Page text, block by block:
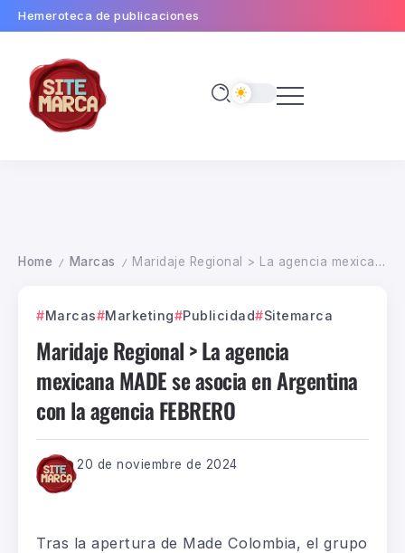
Hemeroteca de publicaciones
Home / Marcas / Maridaje Regional > La agencia mexicana MADE se asocia en Argentina con la agencia FEBRERO
Marcas Marketing Publicidad Sitemarca
Maridaje Regional > La agencia
mexicana MADE se asocia en Argentina
con la agencia FEBRERO
20 de noviembre de 2024
Tras la apertura de Made Colombia, el grupo